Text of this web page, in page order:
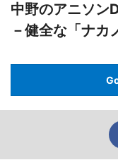
中野のアニソン
－健全な「ナカ